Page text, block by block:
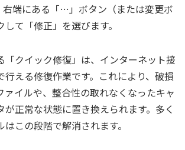
端にある「…」ボタン（または変更ボ
て「修正」を選びます。
「クイック修復」は、インターネット接
行える修復作業です。これにより、破損
ァイルや、整合性の取れなくなったキャ
が正常な状態に置き換えられます。多く
この段階で解消されます。